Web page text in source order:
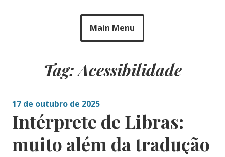
Main Menu
Tag: Acessibilidade
17 de outubro de 2025
Intérprete de Libras:
muito além da tradução